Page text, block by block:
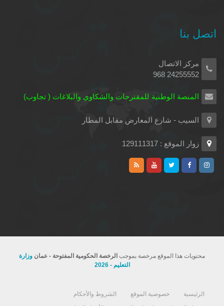
اتصل بنا
مركز الاتصال
24255552 968
المنصة الوطنية للمقترحات والشكاوي والبلاغات ( تجاوب)
السيب - شارع المعارض مقابل المطار
زوار الموقع : 129111317
محتويات هذا الموقع مرخصة بموجب الرخصة الحكومية المفتوحة - عمان وزارة
التعليم - 2026
الرئيسية خصوصية الموقع
الشروط والأحكام